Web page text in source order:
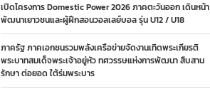
เปิดโครงการ Domestic Power 2026 ภาคตะวันออก เดินหน้า
พัฒนาเยาวชนและผู้ฝึกสอนวอลเลย์บอล รุ่น U12 / U18
ภาครัฐ ภาคเอกชนรวมพลังเครือข่ายจัดงานเทิดพระเกียรติ
พระบาทสมเด็จพระเจ้าอยู่หัว ทศวรรษแห่งการพัฒนา สืบสาน
รักษา ต่อยอด ใต้ร่มพระบาร